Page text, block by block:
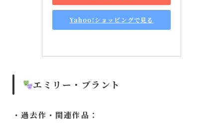
Yahoo!ショッピングで見る
エミリー・ブラント
・過去作・関連作品：